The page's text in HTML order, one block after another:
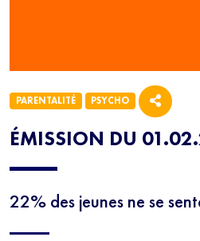
ÉMISSION DU
22% des jeunes ne se
PARENTALITÉ PSYCHO